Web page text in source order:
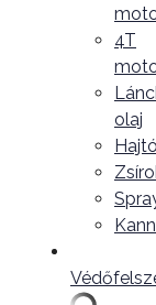
4T
olaj